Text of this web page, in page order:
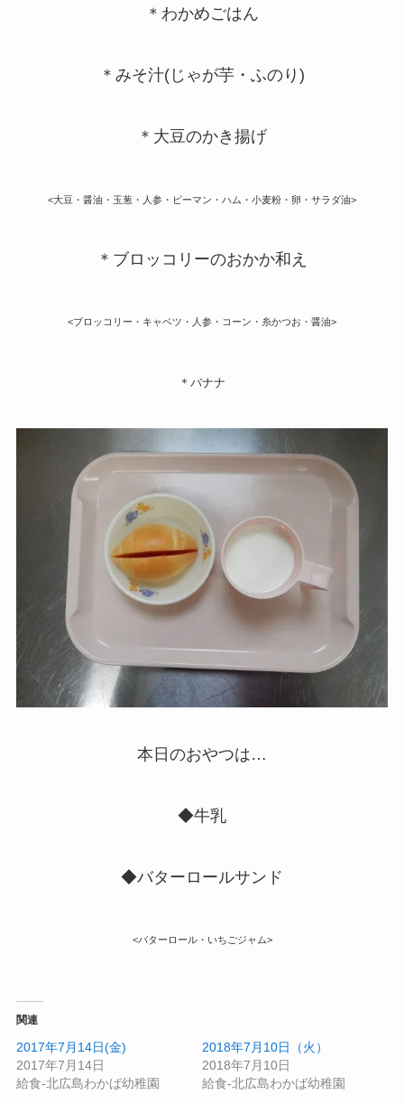
＊わかめごはん
＊みそ汁(じゃが芋・ふのり)
＊大豆のかき揚げ
<大豆・醤油・玉葱・人参・ピーマン・ハム・小麦粉・卵・サラダ油>
＊ブロッコリーのおかか和え
<ブロッコリー・キャベツ・人参・コーン・糸かつお・醤油>
＊バナナ
本日のおやつは…
◆牛乳
◆バターロールサンド
<バターロール・いちごジャム>
関連
2017年7月14日(金)
2017年7月14日
給食-北広島わかば幼稚園
2018年7月10日（火）
2018年7月10日
給食-北広島わかば幼稚園